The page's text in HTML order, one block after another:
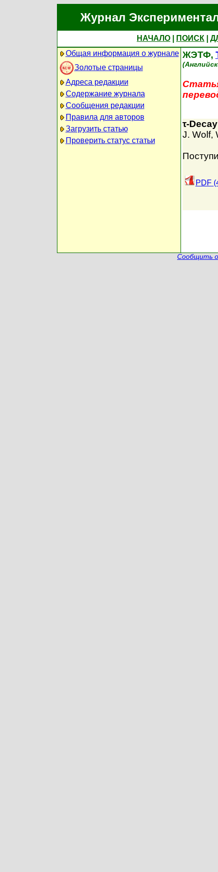
Журнал
НАЧАЛО ПОИСК
Общая информация о журнале
Золотые страницы
Адреса редакции
Содержание журнала
Сообщения редакции
Правила для авторов
Загрузить статью
Проверить статус статьи
ЖЭТФ,
τ-
J. Wolf,
PDF
Сообщить о